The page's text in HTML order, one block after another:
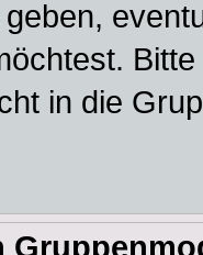
in die